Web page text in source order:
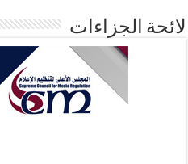
لائحة الجزاءات